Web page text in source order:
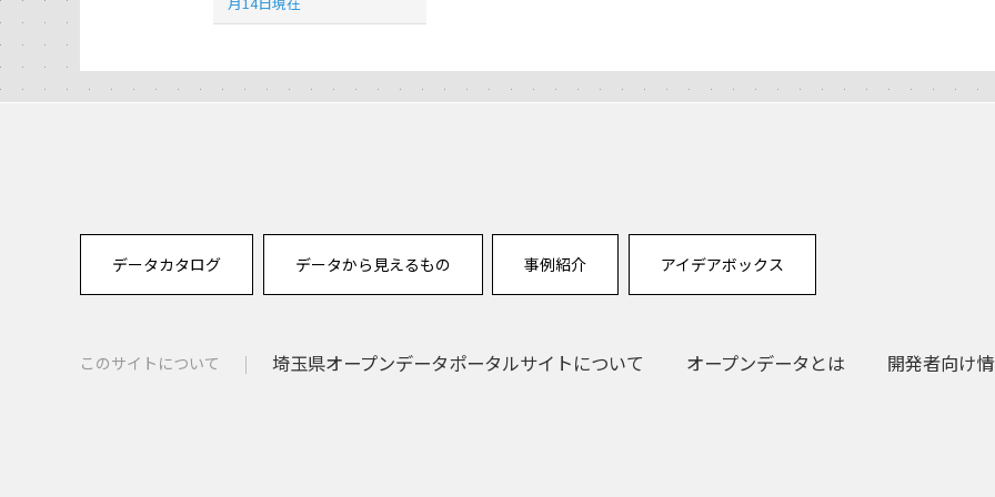
データカタログ データから見えるもの 事例紹介 アイデアボックス
このサイトについて 埼玉県オープンデータポータルサイトについて オープンデータとは 開発者向け